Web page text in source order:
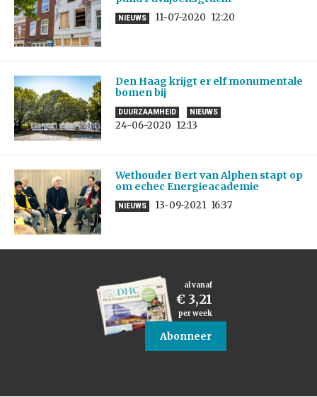
NIEUWS 11-07-2020 12:20
Den Haag krijgt er elf monumentale
bomen bij
DUURZAAMHEID NIEUWS
24-06-2020 12:13
Wethouder Bert van Alphen stapt op
om echec Energieacademie
NIEUWS 13-09-2021 16:37
al vanaf
€ 3,21
per week
Abonneer